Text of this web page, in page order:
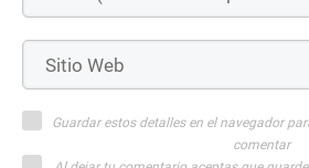
Guardar estos detalles en el navegador
comentar